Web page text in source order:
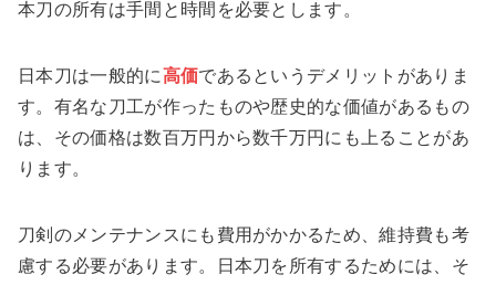
本刀の所有は手間と時間を必要とします。
日本刀は一般的に高価であるというデメリットがありま
す。有名な刀工が作ったものや歴史的な価値があるもの
は、その価格は数百万円から数千万円にも上ることがあ
ります。
刀剣のメンテナンスにも費用がかかるため、維持費も考
慮する必要があります。日本刀を所有するためには、そ